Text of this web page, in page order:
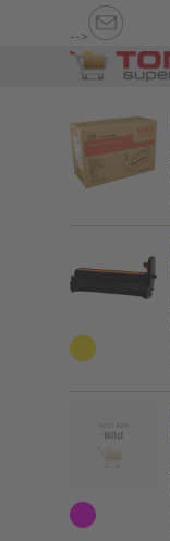
-->